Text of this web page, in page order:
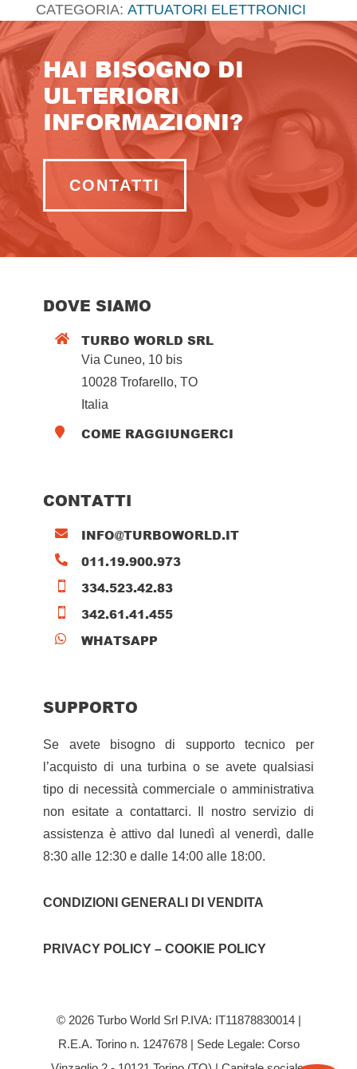
CATEGORIA: ATTUATORI ELETTRONICI
HAI BISOGNO DI
ULTERIORI
INFORMAZIONI?
CONTATTI
DOVE SIAMO
 TURBO WORLD SRL
Via Cuneo, 10 bis
10028 Trofarello, TO
Italia
 COME RAGGIUNGERCI
CONTATTI
 INFO@TURBOWORLD.IT
 011.19.900.973
 334.523.42.83
 342.61.41.455
 WHATSAPP
SUPPORTO
Se avete bisogno di supporto tecnico per
l’acquisto di una turbina o se avete qualsiasi
tipo di necessità commerciale o amministrativa
non esitate a contattarci. Il nostro servizio di
assistenza è attivo dal lunedì al venerdì, dalle
8:30 alle 12:30 e dalle 14:00 alle 18:00.
CONDIZIONI GENERALI DI VENDITA
PRIVACY POLICY – COOKIE POLICY
© 2026 Turbo World Srl P.IVA: IT11878830014 |
R.E.A. Torino n. 1247678 | Sede Legale: Corso